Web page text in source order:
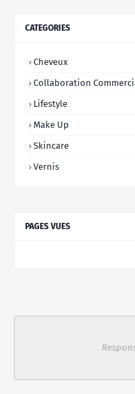
CATEGORIES
Cheveux
Collaboration
Lifestyle
Make Up
Skincare
Vernis
PAGES VUES